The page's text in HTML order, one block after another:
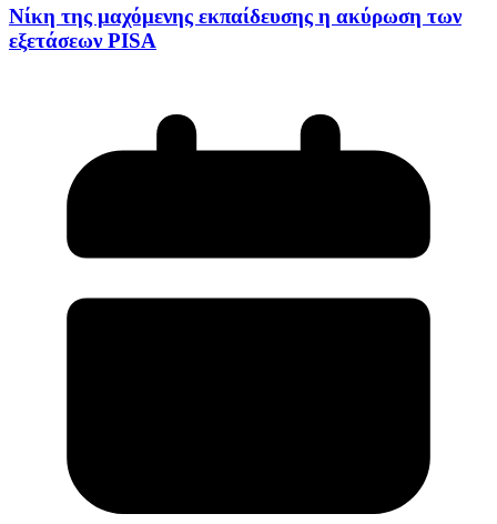
Νίκη της μαχόμενης εκπαίδευσης η ακύρωση των
εξετάσεων PISA